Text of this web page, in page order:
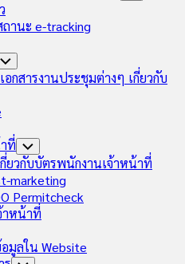
านะ e-tracking
Toggle
Child
Menu
อกสารงานประชุมต่างๆ เกี่ยวกับ
ที่ Toggle
Child
Menu
ยวกับบัตรพนักงานเจ้าหน้าที่
marketing
Permitcheck
หน้าที่
มูลใน Website